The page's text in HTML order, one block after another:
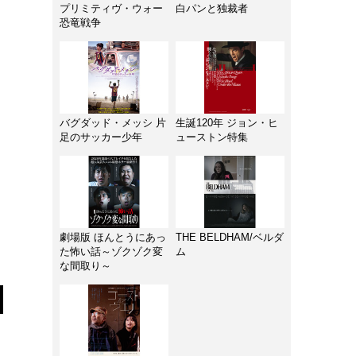
プリミティヴ・ウォー
恐竜戦争
白パンと独裁者
バグダッド・メッシ 片
足のサッカー少年
生誕120年 ジョン・ヒ
ューストン特集
劇場版 ほんとうにあっ
た怖い話～ゾクゾク変
な間取り～
THE BELDHAM/ベルダ
ム